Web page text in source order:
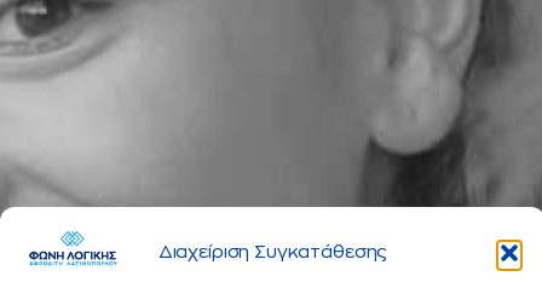
Διαχείριση Συγκατάθεσης